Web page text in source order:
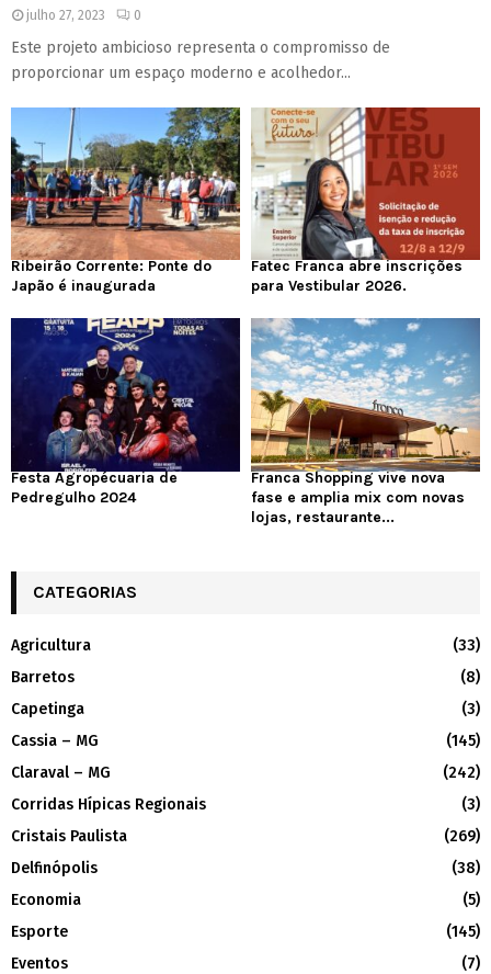
julho 27, 2023 0
Este projeto ambicioso representa o compromisso de
proporcionar um espaço moderno e acolhedor...
Ribeirão Corrente: Ponte do
Japão é inaugurada
Fatec Franca abre inscrições
para Vestibular 2026.
Festa Agropécuaria de
Pedregulho 2024
Franca Shopping vive nova
fase e amplia mix com novas
lojas, restaurante...
CATEGORIAS
Agricultura
(33)
Barretos
(8)
Capetinga
(3)
Cassia – MG
(145)
Claraval – MG
(242)
Corridas Hípicas Regionais
(3)
Cristais Paulista
(269)
Delfinópolis
(38)
Economia
(5)
Esporte
(145)
Eventos
(7)